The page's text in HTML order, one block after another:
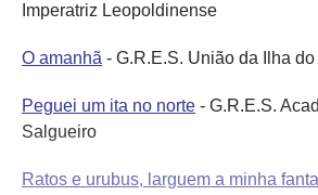
Imperatriz Leopoldinense
O amanhã - G.R.E.S. União da Ilha
Peguei um ita no norte - G.R.E.S.
Salgueiro
Ratos e urubus, larguem a minha